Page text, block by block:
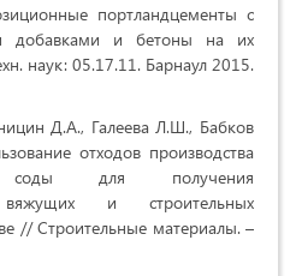
портландцементы с
добавками и бетоны на их
наук: 05.17.11. Барнаул 2015.
Д.А., Галеева Л.Ш., Бабков
отходов производства
соды для получения
вяжущих и строительных
// Строительные материалы. –